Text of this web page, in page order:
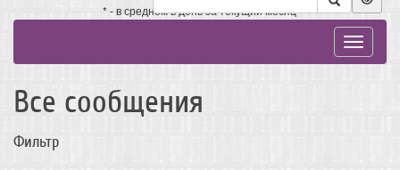
* - в среднем в день за текущий месяц
Toggle
Все сообщения
Фильтр